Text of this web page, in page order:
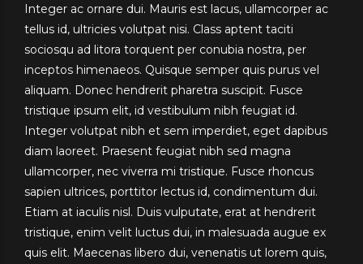
Integer ac ornare dui. Mauris est lacus, ullamcorper ac
tellus id, ultricies volutpat nisi. Class aptent taciti
sociosqu ad litora torquent per conubia nostra, per
inceptos himenaeos. Quisque semper quis purus vel
aliquam. Donec hendrerit pharetra suscipit. Fusce
tristique ipsum elit, id vestibulum nibh feugiat id.
Integer volutpat nibh et sem imperdiet, eget dapibus
diam laoreet. Praesent feugiat nibh sed magna
ullamcorper, nec viverra mi tristique. Fusce rhoncus
sapien ultrices, porttitor lectus id, condimentum dui.
Etiam at iaculis nisl. Duis vulputate, erat at hendrerit
tristique, enim velit luctus dui, in malesuada augue ex
quis elit. Maecenas libero dui, venenatis ut lorem quis,